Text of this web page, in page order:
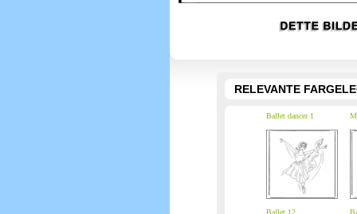
RELEVANTE
Ballet dancer 1
Ballet 12